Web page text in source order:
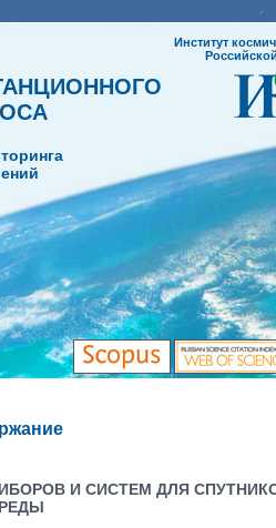
Институт
И СИСТЕМ ДЛЯ